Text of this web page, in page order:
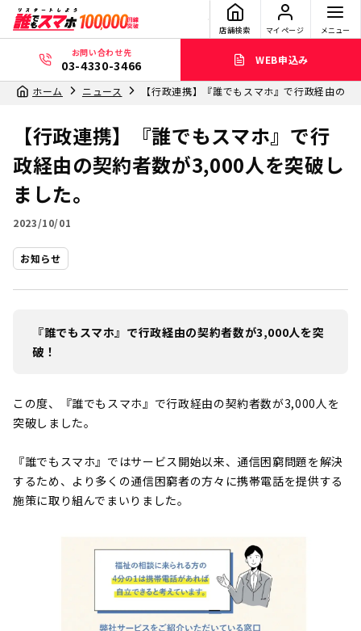
店舗検索 マイページ メニュー
お問い合わせ先
03-4330-3466 WEB申込み
ホーム ニュース 【行政連携】『誰でもスマホ』で行政経由の
【行政連携】『誰でもスマホ』で行
政経由の契約者数が3,000人を突破し
ました。
2023/10/01
お知らせ
『誰でもスマホ』で行政経由の契約者数が3,000人を突
破！
この度、『誰でもスマホ』で行政経由の契約者数が3,000人を
突破しました。
『誰でもスマホ』ではサービス開始以来、通信困窮問題を解決
するため、より多くの通信困窮者の方々に携帯電話を提供する
施策に取り組んでまいりました。